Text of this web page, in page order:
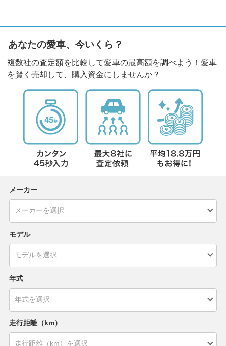
あなたの愛車、今いくら？
複数社の査定額を比較して愛車の最高額を調べよう！愛車
を賢く売却して、購入資金にしませんか？
メーカー
モデル
年式
走行距離（km）